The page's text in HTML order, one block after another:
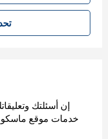
تحديث الصفحة
إن أسئلتك
خدمات موقع